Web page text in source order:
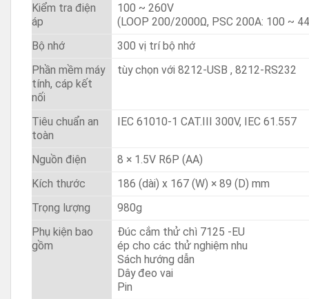
Kiểm tra điện
áp
100 ~ 260V
(LOOP 200/2000Ω, PSC 200A: 100 ~
Bộ nhớ
300 vị trí bộ nhớ
Phần mềm máy
tính, cáp kết
nối
tùy chọn với 8212-USB , 8212-RS232
Tiêu chuẩn an
toàn
IEC 61010-1 CAT.III 300V, IEC 61.557
Nguồn điện
8 × 1.5V R6P (AA)
Kích thước
186 (dài) x 167 (W) × 89 (D) mm
Trọng lượng
980g
Phụ kiện bao
gồm
Đúc cắm thử chì 7125 -EU
ép cho các thử nghiệm nhu
Sách hướng dẫn
Dây đeo vai
Pin